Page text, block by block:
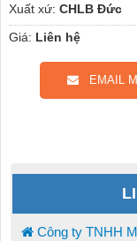
Xuất xứ: CHLB Đức
Giá: Liên hệ
EMAIL
Công ty TNHH